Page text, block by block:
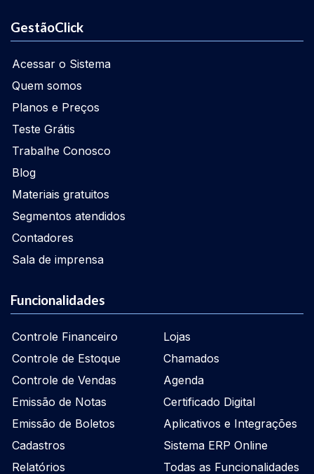
GestãoClick
Acessar o Sistema
Quem somos
Planos e Preços
Teste Grátis
Trabalhe Conosco
Blog
Materiais gratuitos
Segmentos atendidos
Contadores
Sala de imprensa
Funcionalidades
Controle Financeiro
Controle de Estoque
Controle de Vendas
Emissão de Notas
Emissão de Boletos
Cadastros
Relatórios
Lojas
Chamados
Agenda
Certificado Digital
Aplicativos e Integrações
Sistema ERP Online
Todas as Funcionalidades